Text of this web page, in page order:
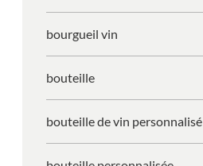
bourgueil vin
bouteille
bouteille de vin personnalisé